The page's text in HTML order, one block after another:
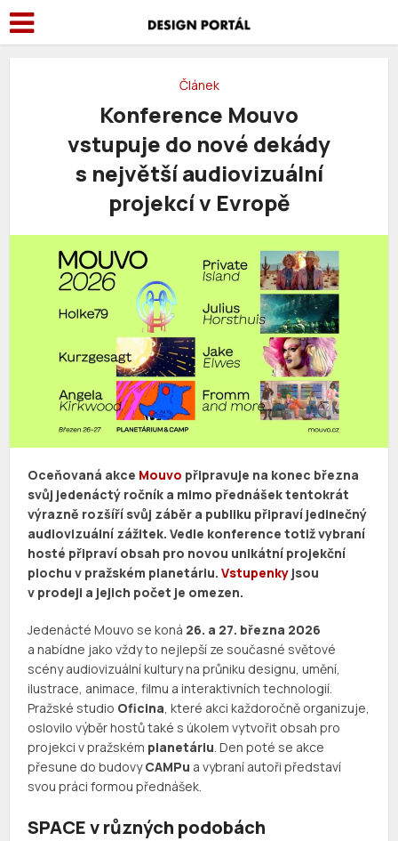
Článek
Konference Mouvo
vstupuje do nové dekády
s největší audiovizuální
projekcí v Evropě
Oceňovaná akce Mouvo připravuje na konec března
svůj jedenáctý ročník a mimo přednášek tentokrát
výrazně rozšíří svůj záběr a publiku připraví jedinečný
audiovizuální zážitek. Vedle konference totiž vybraní
hosté připraví obsah pro novou unikátní projekční
plochu v pražském planetáriu.Vstupenky jsou
v prodeji a jejich počet je omezen.
Jedenácté Mouvo se koná 26. a 27. března 2026
a nabídne jako vždy to nejlepší ze současné světové
scény audiovizuální kultury na průniku designu, umění,
ilustrace, animace, filmu a interaktivních technologií.
Pražské studio Oficina, které akci každoročně organizuje,
oslovilo výběr hostů také s úkolem vytvořit obsah pro
projekci v pražském planetáriu. Den poté se akce
přesune do budovyCAMPu a vybraní autoři představí
svou práci formou přednášek.
SPACEv různých podobách